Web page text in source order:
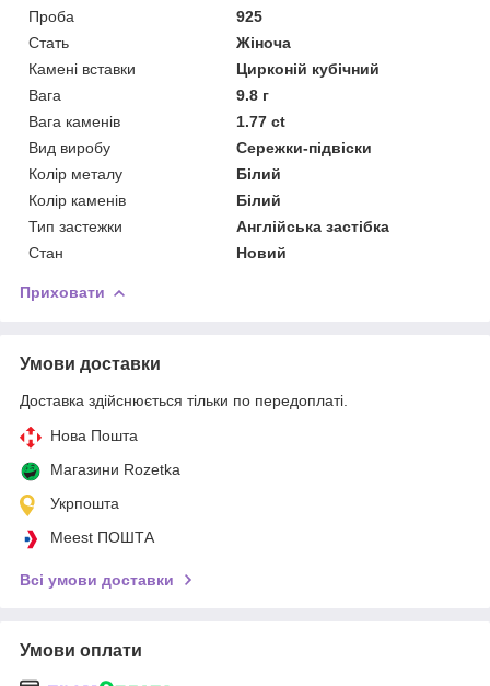
Проба
925
Стать
Жіноча
Камені вставки
Цирконій кубічний
Вага
9.8 г
Вага каменів
1.77 ct
Вид виробу
Сережки-підвіски
Колір металу
Білий
Колір каменів
Білий
Тип застежки
Англійська застібка
Стан
Новий
Приховати
Умови доставки
Доставка здійснюється тільки по передоплаті.
Нова Пошта
Магазини Rozetka
Укрпошта
Meest ПОШТА
Всі умови доставки
Умови оплати